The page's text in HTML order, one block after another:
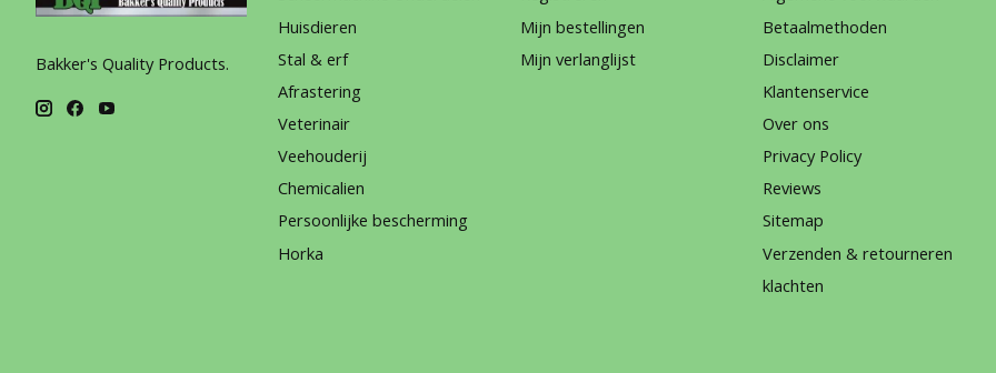
Bakker's Quality Products.
Huisdieren
Stal & erf
Afrastering
Veterinair
Veehouderij
Chemicalien
Persoonlijke bescherming
Horka
Mijn bestellingen
Mijn verlanglijst
Betaalmethoden
Disclaimer
Klantenservice
Over ons
Privacy Policy
Reviews
Sitemap
Verzenden & retourneren
klachten